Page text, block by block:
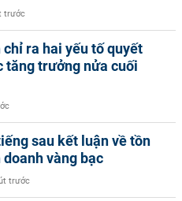
trước
chỉ ra hai yếu tố quyết
tăng trưởng nửa cuối
sau kết luận về tồn
vàng bạc
trước